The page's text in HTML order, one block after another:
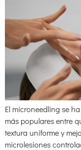
El microneedling se
más populares entre
textura uniforme y
microlesiones